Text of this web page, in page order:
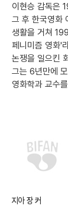
이현승 감독은
그 후 한국영화
생활을 거쳐
페니미즘 영화'
논쟁을 일으킨
그는 6년만에
영화학과 교수
지아 장 커